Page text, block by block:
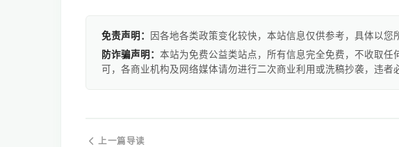
免责声明：
因各地各类政策变化较快，本站信息仅供参考，具体以您
防诈骗声明： 本站为免费公益类站点，所有信息完全免费，不收取
可，各商业机构及网络媒体请勿进行二次商业利用或洗稿抄袭，违者
上一篇导读